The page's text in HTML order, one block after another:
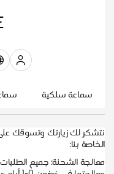
سماعة سلكية
نتشكر لك زيارتك وتسوقك
الخاصة بنا: